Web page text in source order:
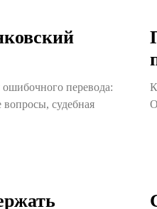
перевода:
вопросы, судебная